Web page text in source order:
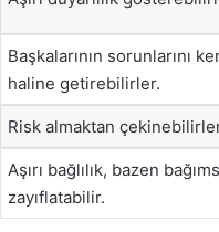
Başkalarının sorunlarını
haline getirebilirler.
Risk almaktan
Aşırı bağlılık, bazen
zayıflatabilir.